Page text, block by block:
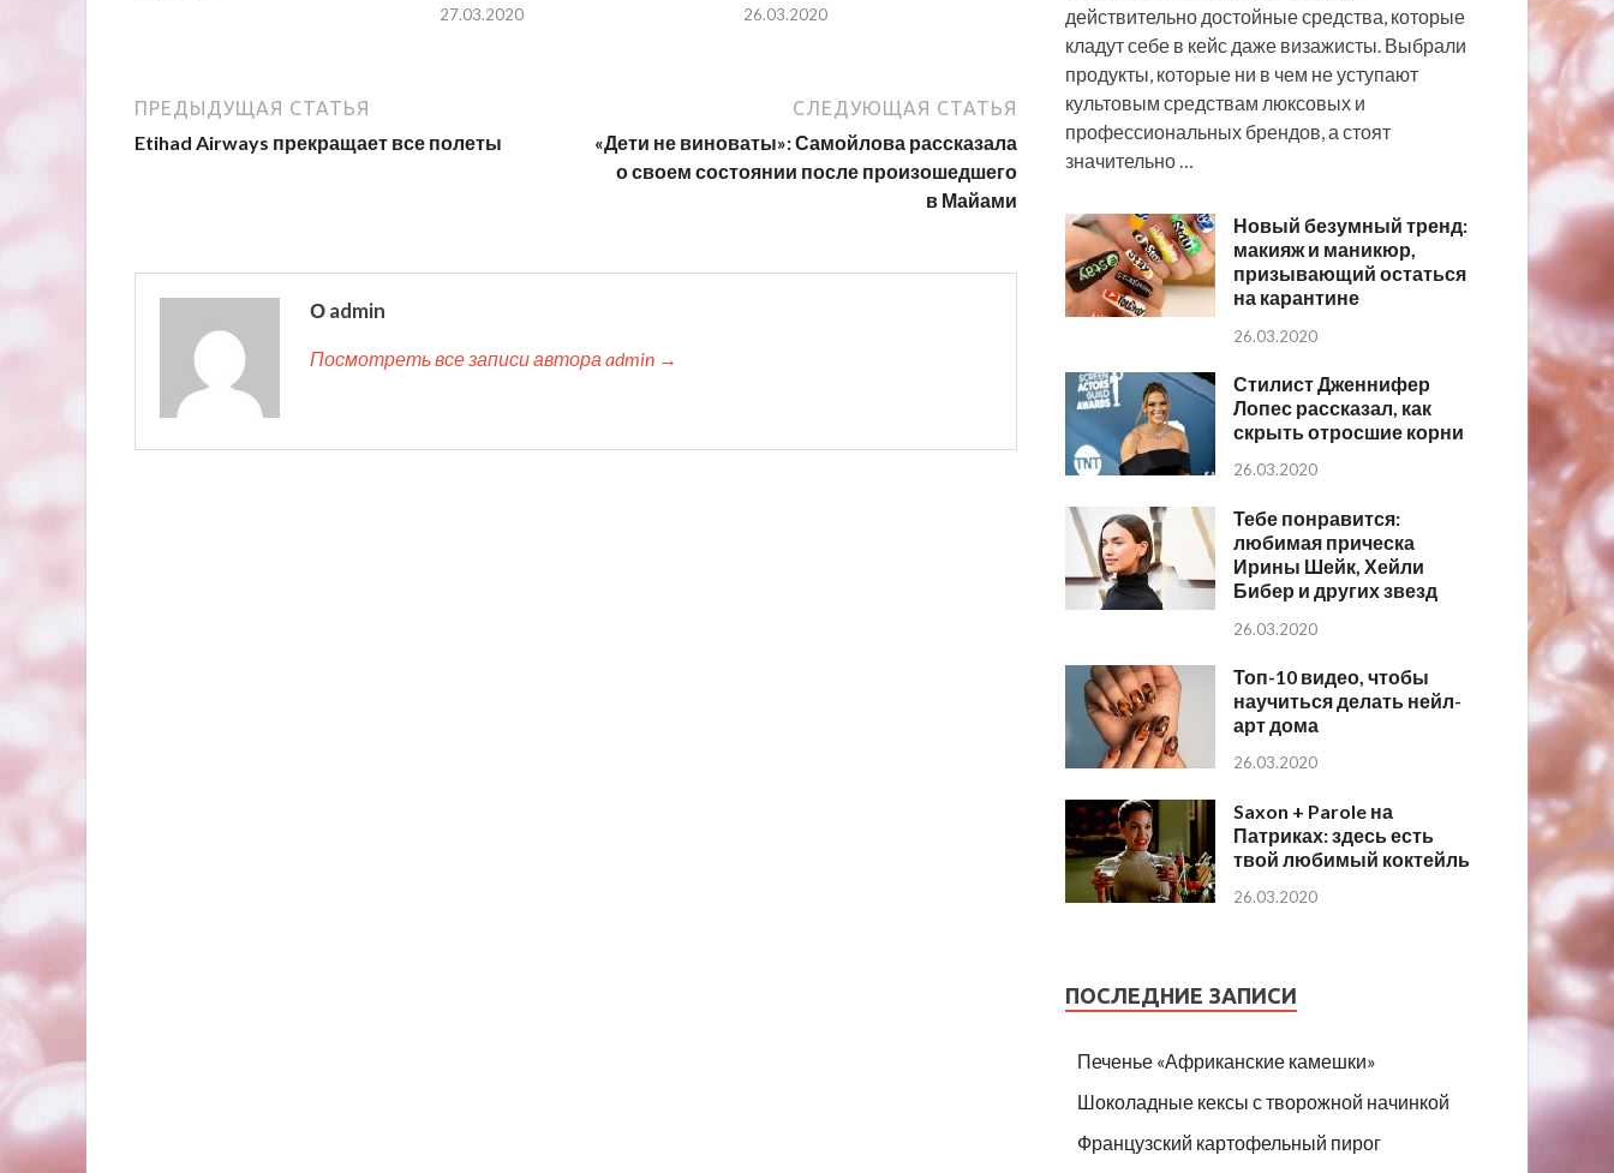
27.03.2020 26.03.2020
ПРЕДЫДУЩАЯ СТАТЬЯ
Etihad Airways прекращает все полеты
СЛЕДУЮЩАЯ СТАТЬЯ
«Дети не виноваты»: Самойлова рассказала
о своем состоянии после произошедшего
в Майами
О admin
Посмотреть все записи автора admin →
действительно достойные средства, которые
кладут себе в кейс даже визажисты. Выбрали
продукты, которые ни в чем не уступают
культовым средствам люксовых и
профессиональных брендов, а стоят
значительно …
Новый безумный тренд:
макияж и маникюр,
призывающий остаться
на карантине
26.03.2020
Стилист Дженнифер
Лопес рассказал, как
скрыть отросшие корни
26.03.2020
Тебе понравится:
любимая прическа
Ирины Шейк, Хейли
Бибер и других звезд
26.03.2020
Топ-10 видео, чтобы
научиться делать нейл-
арт дома
26.03.2020
Saxon + Parole на
Патриках: здесь есть
твой любимый коктейль
26.03.2020
ПОСЛЕДНИЕ ЗАПИСИ
Печенье «Африканские камешки»
Шоколадные кексы с творожной начинкой
Французский картофельный пирог